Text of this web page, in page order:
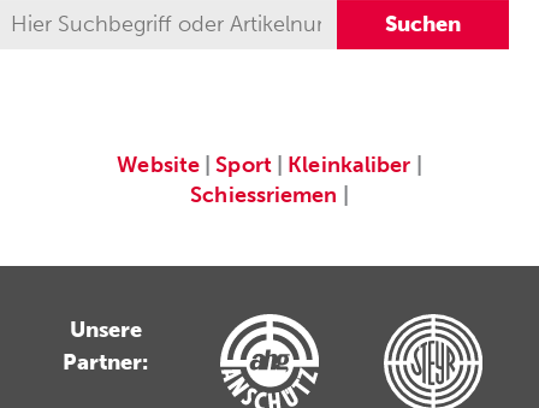
Website |Sport| Kleinkaliber
Schiessriemen
Unsere
Partner: